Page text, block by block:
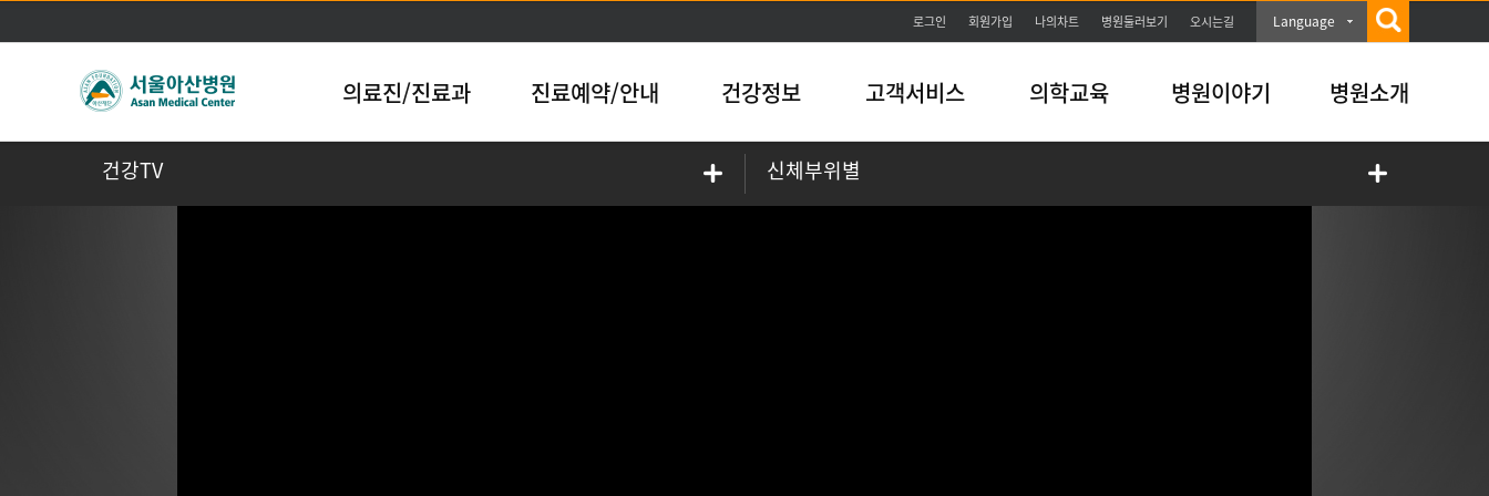
본문바로가기
로그인 회원가입 나의차트 병원둘러보기 오시는길 Language
의료진/진료과 진료예약/안내 건강정보 고객서비스 의학교육 병원이야기 병원소개
건강TV 신체부위별